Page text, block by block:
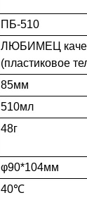
ПБ-510
ЛЮБИМЕЦ
(пластиковое
85мм
510мл
48г
φ90*104мм
40℃